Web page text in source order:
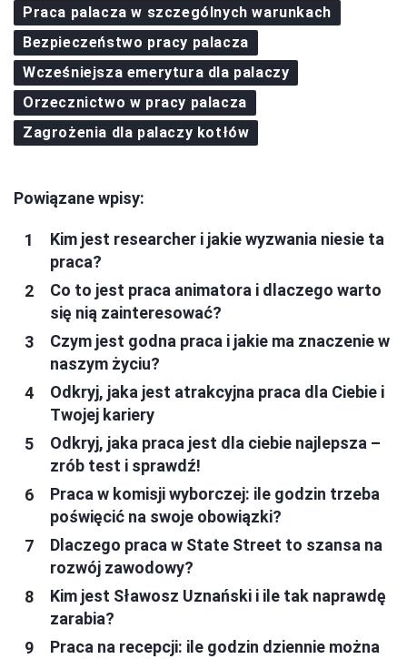
Praca palacza w szczególnych warunkach
Bezpieczeństwo pracy palacza
Wcześniejsza emerytura dla palaczy
Orzecznictwo w pracy palacza
Zagrożenia dla palaczy kotłów
Powiązane wpisy:
Kim jest researcher i jakie wyzwania niesie ta
praca?
Co to jest praca animatora i dlaczego warto
się nią zainteresować?
Czym jest godna praca i jakie ma znaczenie w
naszym życiu?
Odkryj, jaka jest atrakcyjna praca dla Ciebie i
Twojej kariery
Odkryj, jaka praca jest dla ciebie najlepsza –
zrób test i sprawdź!
Praca w komisji wyborczej: ile godzin trzeba
poświęcić na swoje obowiązki?
Dlaczego praca w State Street to szansa na
rozwój zawodowy?
Kim jest Sławosz Uznański i ile tak naprawdę
zarabia?
Praca na recepcji: ile godzin dziennie można